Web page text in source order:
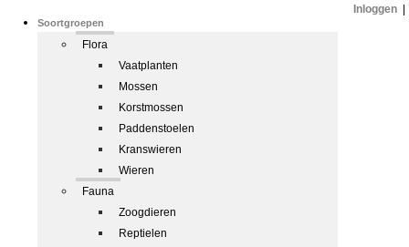
Soortgroepen
Flora
Vaatplanten
Mossen
Korstmossen
Paddenstoelen
Kranswieren
Wieren
Fauna
Zoogdieren
Reptielen
Inloggen